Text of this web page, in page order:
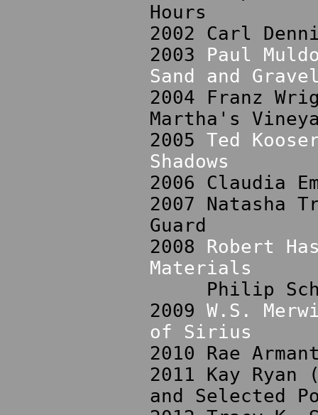
Hours
2002 Carl
2003 Paul
Sand and
2004 Franz
Martha's
2005 Ted
Shadows
2006 Claudia
2007 Natasha
Guard
2008 Robert
Materials
Philip
2009 W.S.
of Sirius
2010 Rae
2011 Kay
and Selected